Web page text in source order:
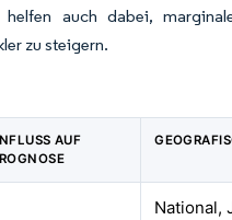
auch dabei,
zu steigern.
AUF
National,